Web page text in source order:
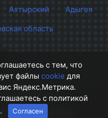
Ахтырский
Адыгея
область
СМИ Кубани
Напишите нам
с тем, что
файлы cookie для
Яндекс.Метрика.
с политикой
Согласен